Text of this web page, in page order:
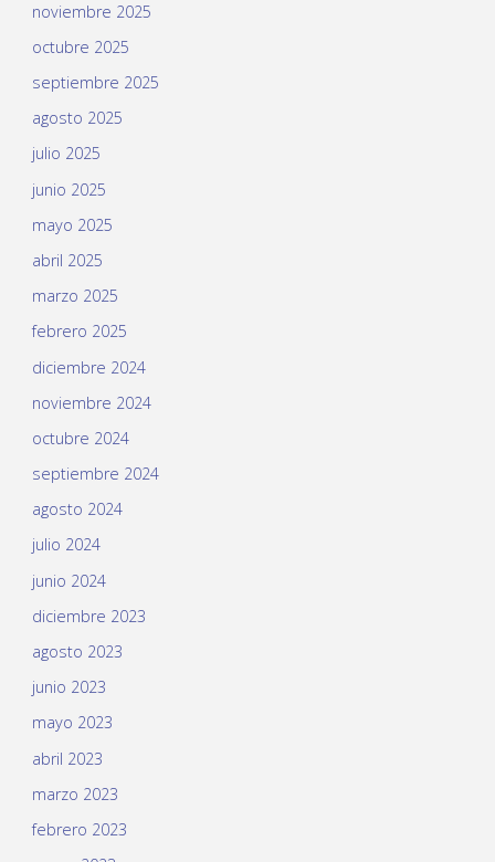
noviembre 2025
octubre 2025
septiembre 2025
agosto 2025
julio 2025
junio 2025
mayo 2025
abril 2025
marzo 2025
febrero 2025
diciembre 2024
noviembre 2024
octubre 2024
septiembre 2024
agosto 2024
julio 2024
junio 2024
diciembre 2023
agosto 2023
junio 2023
mayo 2023
abril 2023
marzo 2023
febrero 2023